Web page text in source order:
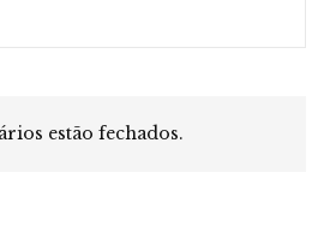
estão fechados.